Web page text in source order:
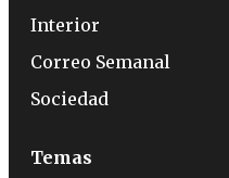
Interior
Correo Semanal
Sociedad
Temas